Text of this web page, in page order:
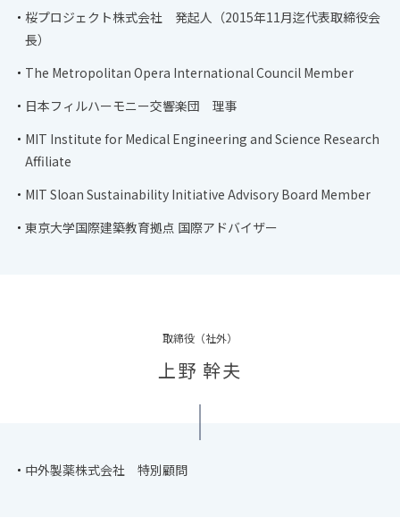
桜プロジェクト株式会社 発起人（2015年11月迄代表取締役会
長）
The Metropolitan Opera International Council Member
日本フィルハーモニー交響楽団 理事
MIT Institute for Medical Engineering and Science Research
Affiliate
MIT Sloan Sustainability Initiative Advisory Board Member
東京大学国際建築教育拠点 国際アドバイザー
取締役（社外）
上野 幹夫
中外製薬株式会社 特別顧問